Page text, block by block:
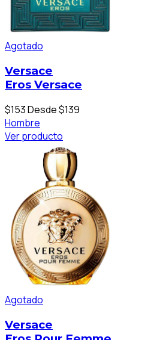
Agotado
Versace
Eros Versace
$153Desde $139
Hombre
Ver producto
Agotado
Versace